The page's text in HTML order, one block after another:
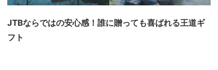
JTBならではの安心感！誰に贈っても喜ばれる王道ギ
フト